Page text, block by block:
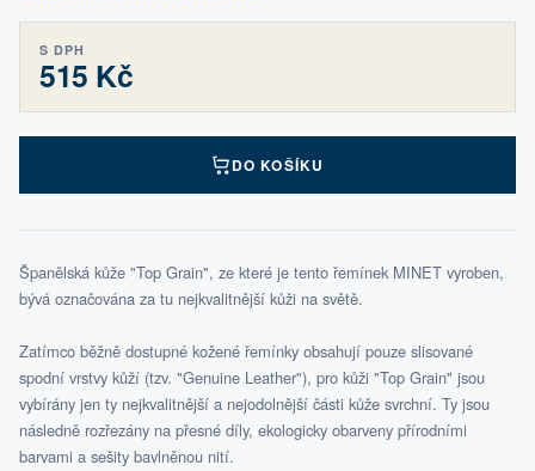
S DPH
515 Kč
DO KOŠÍKU
Španělská kůže "Top Grain", ze které je tento řemínek MINET vyroben,
bývá označována za tu nejkvalitnější kůži na světě.
Zatímco běžně dostupné kožené řemínky obsahují pouze slisované
spodní vrstvy kůží (tzv. "Genuine Leather"), pro kůži "Top Grain" jsou
vybírány jen ty nejkvalitnější a nejodolnější části kůže svrchní. Ty jsou
následně rozřezány na přesné díly, ekologicky obarveny přírodními
barvami a sešity bavlněnou nití.